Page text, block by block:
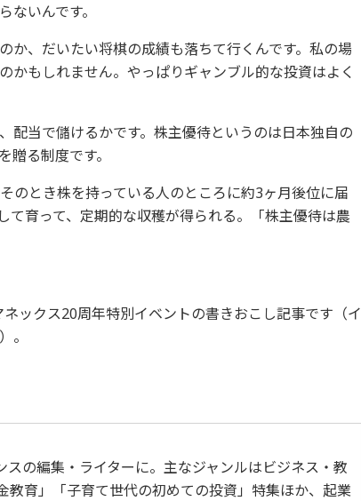
いんです。
か、だいたい将棋の成績も落ちて行くんです。私の場
かもしれません。やっぱりギャンブル的な投資はよく
配当で儲けるかです。株主優待というのは日本独自の
る制度です。
のとき株を持っている人のところに約3ヶ月後位に届
て育って、定期的な収穫が得られる。「株主優待は農
ックス20周年特別イベントの書きおこし記事です（イ
。
の編集・ライターに。主なジャンルはビジネス・教
育」「子育て世代の初めての投資」特集ほか、起業